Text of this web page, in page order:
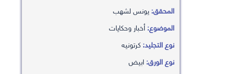
المحقق:يونس لشهب
الموضوع:أخبار وحكايات
نوع التجليد:كرتونيه
نوع الورق:ابيض